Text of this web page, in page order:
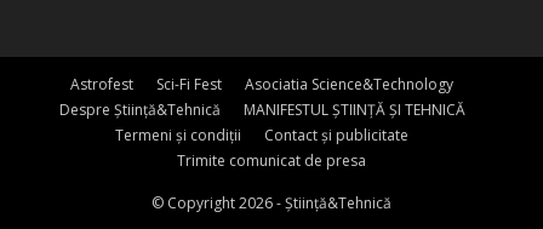
Astrofest Sci-Fi Fest
Asociatia Science&Technology
Despre Știință&Tehnică
MANIFESTUL ȘTIINȚĂ ȘI TEHNICĂ
Termeni și condiții
Contact și publicitate
Trimite comunicat de presa
© Copyright 2026 - Știință&Tehnică